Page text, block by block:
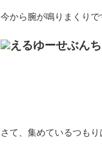
今から腕が鳴りまくりで
えるゆーせぶん
さて、集めているつもり